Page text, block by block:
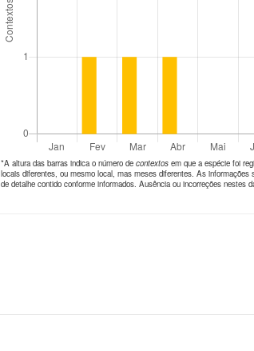
*A altura das barras indica o número de contextos em que a espécie foi
locais diferentes, ou mesmo local, mas meses diferentes. As
de detalhe contido conforme informados. Ausência ou incorreções nestes